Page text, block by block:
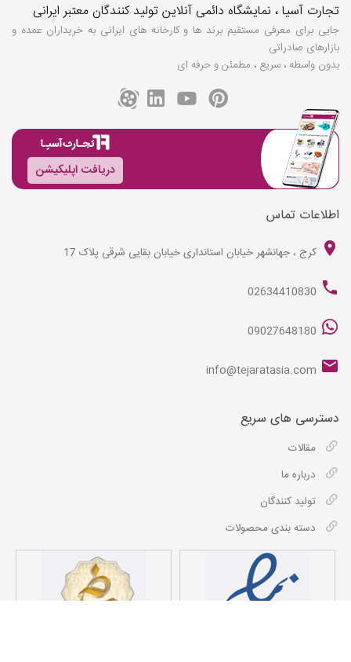
تجارت آسیا ، نمایشگاه دائمی آنلاین تولید کنندگان معتبر ایرانی
جایی برای معرفی مستقیم برند ها و کارخانه های ایرانی به خریداران عمده و
بازارهای صادراتی
بدون واسطه ، سریع ، مطمئن و حرفه ای
دریافت اپلیکیشن
اطلاعات تماس
کرج ، جهانشهر خیابان استانداری خیابان بقایی شرقی پلاک 17
02634410830
09027648180
info@tejaratasia.com
دسترسی های سریع
مقالات
درباره ما
تولید کنندگان
دسته بندی محصولات